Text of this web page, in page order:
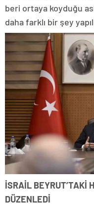
beri ortaya koyduğu
daha farklı bir şey
İSRAİL BEYRUT’TAKİ
DÜZENLEDİ